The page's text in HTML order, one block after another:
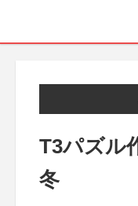
T3パズル
冬